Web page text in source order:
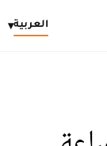
العربية▾